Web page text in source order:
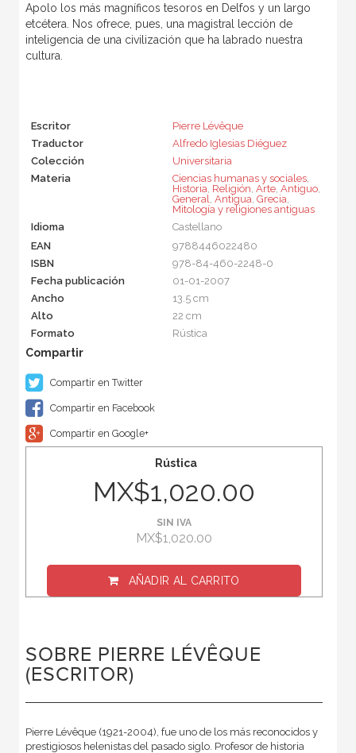
Apolo los más magníficos tesoros en Delfos y un largo
etcétera. Nos ofrece, pues, una magistral lección de
inteligencia de una civilización que ha labrado nuestra
cultura.
Escritor
Pierre Lévêque
Traductor
Alfredo Iglesias Diéguez
Colección
Universitaria
Materia
Ciencias humanas y sociales,
Historia, Religión, Arte, Antiguo,
General, Antigua, Grecia,
Mitología y religiones antiguas
Idioma
Castellano
EAN
9788446022480
ISBN
978-84-460-2248-0
Fecha publicación
01-01-2007
Ancho
13.5 cm
Alto
22 cm
Formato
Rústica
Compartir en Twitter
Compartir en Facebook
Compartir en Google+
Rústica
MX$1,020.00
SIN IVA
MX$1,020.00
AÑADIR AL CARRITO
SOBRE PIERRE LÉVÊQUE
(ESCRITOR)
Pierre Lévêque (1921-2004), fue uno de los más reconocidos y
prestigiosos helenistas del pasado siglo. Profesor de historia